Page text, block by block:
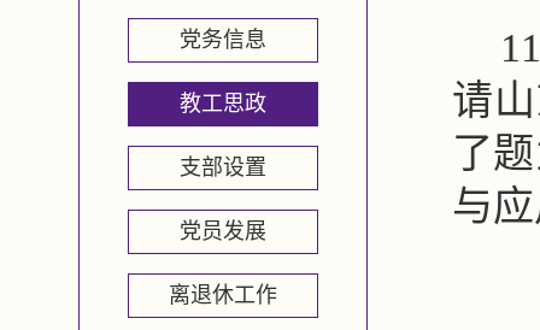
党务信息
教工思政
支部设置
党员发展
离退休工作
请
了
与